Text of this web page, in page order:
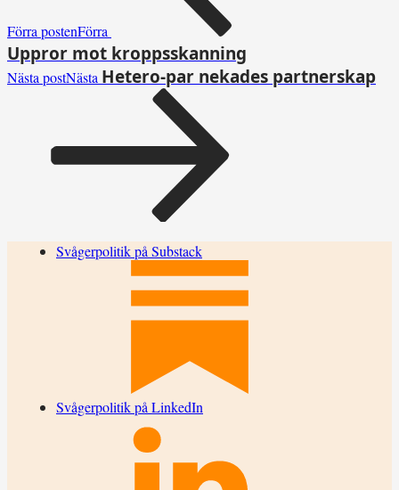
Förra postenFörra
Uppror mot kroppsskanning
Nästa postNästa Hetero-par nekades partnerskap
Svågerpolitik på Substack
Svågerpolitik på LinkedIn